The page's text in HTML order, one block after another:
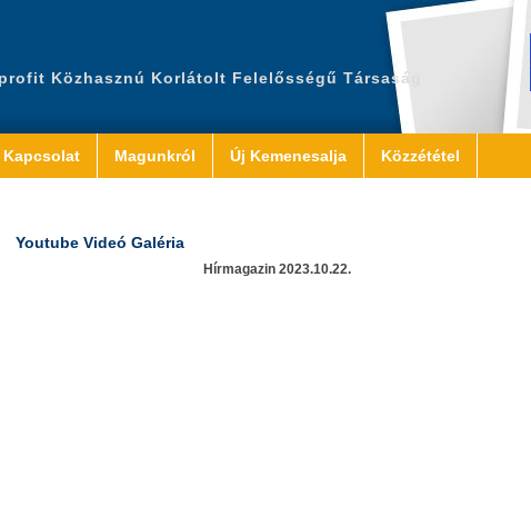
Közhasznú Korlátolt Felelősségű Társaság
Kapcsolat Magunkról Új Kemenesalja Közzététel
Youtube Videó Galéria
Hírmagazin 2023.10.22.